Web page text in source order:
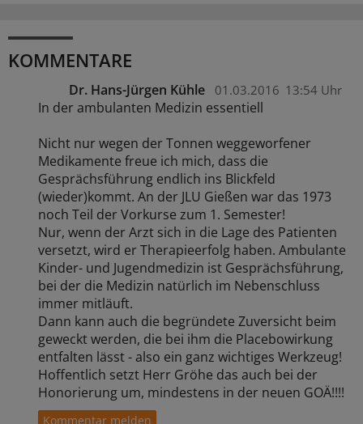
KOMMENTARE
Dr. Hans-Jürgen Kühle 01.03.2016 13:54 Uhr
In der ambulanten Medizin essentiell
Nicht nur wegen der Tonnen weggeworfener
Medikamente freue ich mich, dass die
Gesprächsführung endlich ins Blickfeld
(wieder)kommt. An der JLU Gießen war das 1973
noch Teil der Vorkurse zum 1. Semester!
Nur, wenn der Arzt sich in die Lage des Patienten
versetzt, wird er Therapieerfolg haben. Ambulante
Kinder- und Jugendmedizin ist Gesprächsführung,
bei der die Medizin natürlich im Nebenschluss
immer mitläuft.
Dann kann auch die begründete Zuversicht beim
geweckt werden, die bei ihm die Placebowirkung
entfalten lässt - also ein ganz wichtiges Werkzeug!
Hoffentlich setzt Herr Gröhe das auch bei der
Honorierung um, mindestens in der neuen GOÄ!!!!